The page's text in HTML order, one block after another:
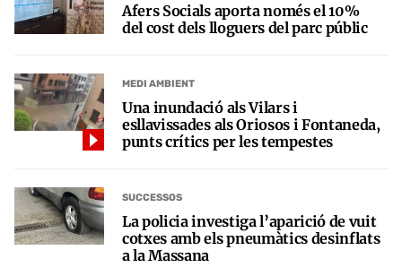
Afers Socials aporta només el 10%
del cost dels lloguers del parc públic
MEDI AMBIENT
Una inundació als Vilars i
esllavissades als Oriosos i Fontaneda,
punts crítics per les tempestes
SUCCESSOS
La policia investiga l’aparició de vuit
cotxes amb els pneumàtics desinflats
a la Massana